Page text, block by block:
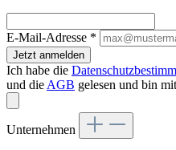
E-Mail-Adresse *
Jetzt anmelden
Ich habe die
und die AGB gelesen und bin
Unternehmen